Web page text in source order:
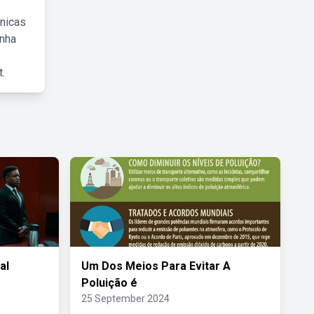
Um Dos Meios Para Evitar A
Poluição é
25 September 2024